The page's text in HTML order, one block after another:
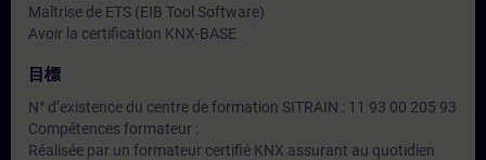
Maîtrise de ETS (EIB Tool Software)
Avoir la certification KNX-BASE
目標
N° d’existence du centre de formation SITRAIN : 11 93 00 205 93
Compétences formateur :
Réalisée par un formateur certifié KNX assurant au quotidien